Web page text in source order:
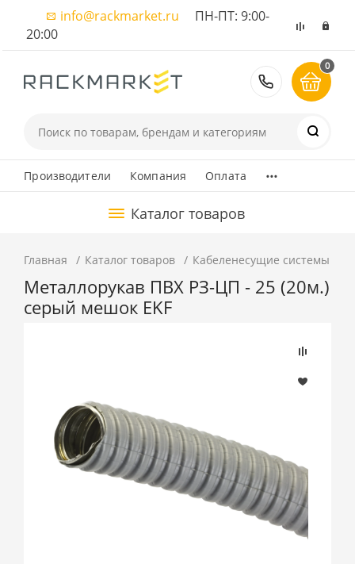
info@rackmarket.ru ПН-ПТ: 9:00-
20:00
8 (495)
0
Производители Компания Оплата ...
Каталог товаров
Главная Каталог товаров Кабеленесущие системы
Металлорукав ПВХ РЗ-ЦП - 25 (20м.)
серый мешок EKF